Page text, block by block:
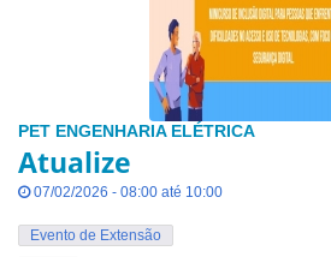
PET ENGENHARIA ELÉTRICA
Atualize
07/02/2026 - 08:00 até 10:00
Evento de Extensão